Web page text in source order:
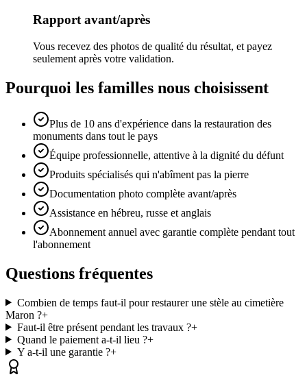
Rapport avant/après
Vous recevez des photos de qualité du résultat, et payez
seulement après votre validation.
Pourquoi les familles nous choisissent
Plus de 10 ans d'expérience dans la restauration des
monuments dans tout le pays
Équipe professionnelle, attentive à la dignité du défunt
Produits spécialisés qui n'abîment pas la pierre
Documentation photo complète avant/après
Assistance en hébreu, russe et anglais
Abonnement annuel avec garantie complète pendant tout
l'abonnement
Questions fréquentes
Combien de temps faut-il pour restaurer une stèle au cimetière
Maron ?+
Faut-il être présent pendant les travaux ?+
Quand le paiement a-t-il lieu ?+
Y a-t-il une garantie ?+